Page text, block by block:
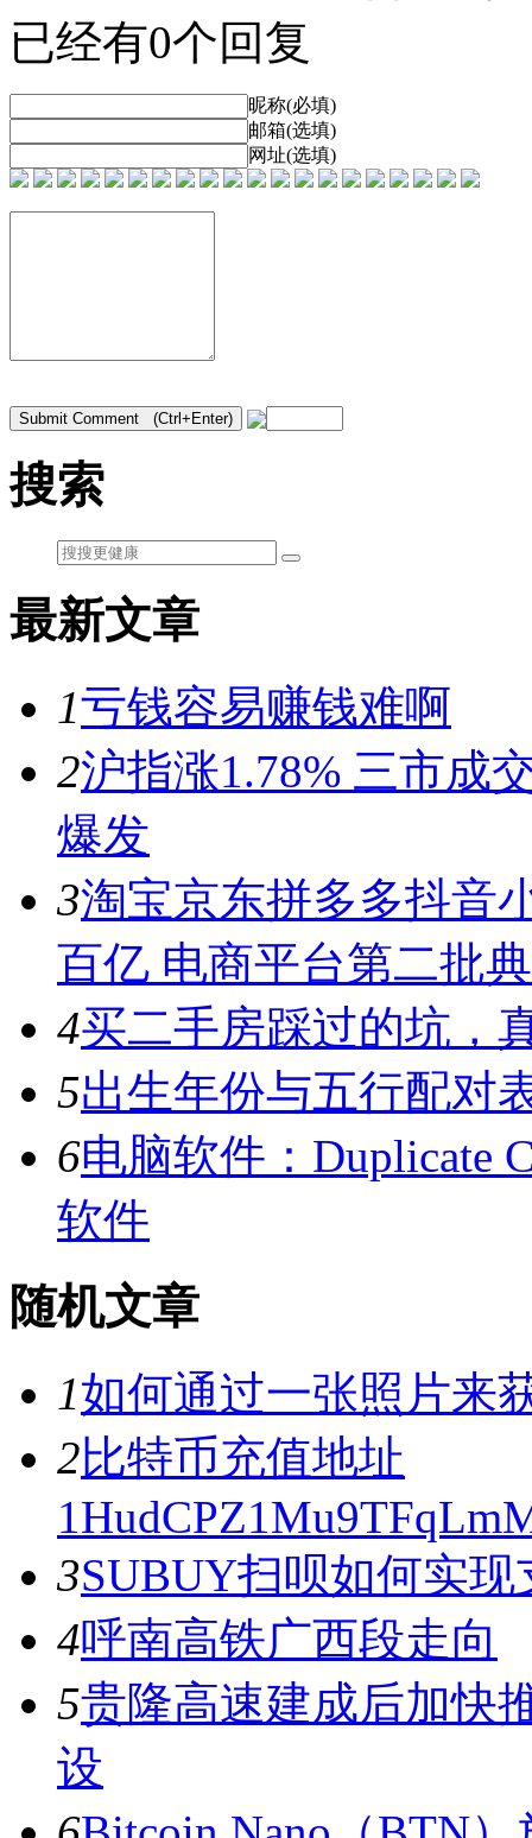
已经有0个回复
昵称(必填)
邮箱(选填)
网址(选填)
搜索
最新文章
1亏钱容易赚钱难啊
2沪指涨1.78% 三市成
爆发
3淘宝京东拼多多抖音
百亿 电商平台第二批
4买二手房踩过的坑，
5出生年份与五行配对
6电脑软件：Duplicate
软件
随机文章
1如何通过一张照片来
2比特币充值地址
3SUBUY扫呗如何实
4呼南高铁广西段走向
5贵隆高速建成后加快
设